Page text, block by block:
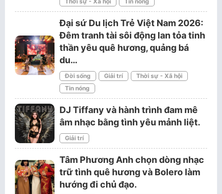
Đại sứ Du lịch Trẻ Việt Nam 2026:
Đêm tranh tài sôi động lan tỏa tinh
thần yêu quê hương, quảng bá
du…
Đời sống Giải trí
Thời sự - Xã hội
Tin nóng
DJ Tiffany và hành trình đam mê
âm nhạc bằng tình yêu mảnh liệt.
Giải trí
Tâm Phương Anh chọn dòng nhạc
trữ tình quê hương và Bolero làm
hướng đi chủ đạo.